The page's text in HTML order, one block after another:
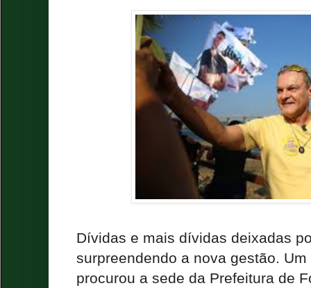
Dívidas e mais dívidas deixadas
surpreendendo a nova gestão.
procurou a sede da Prefeitura de